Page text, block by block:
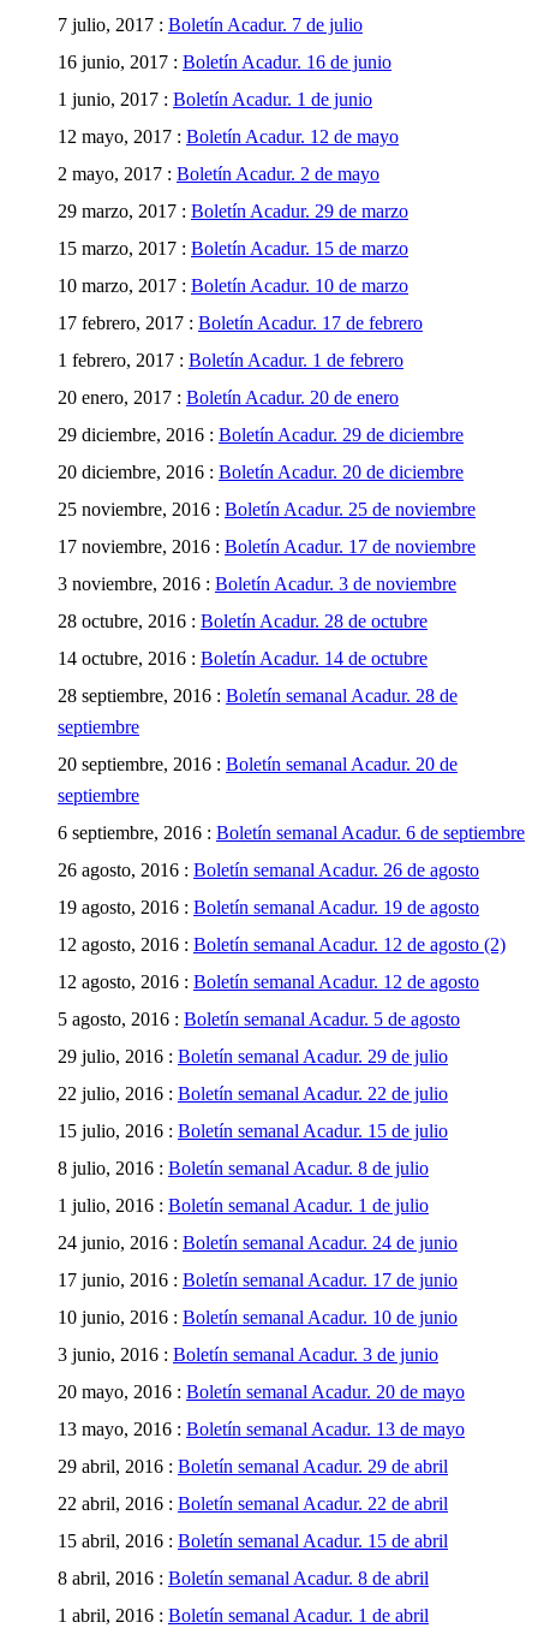
7 julio, 2017 : Boletín Acadur. 7 de julio
16 junio, 2017 : Boletín Acadur. 16 de junio
1 junio, 2017 : Boletín Acadur. 1 de junio
12 mayo, 2017 : Boletín Acadur. 12 de mayo
2 mayo, 2017 : Boletín Acadur. 2 de mayo
29 marzo, 2017 : Boletín Acadur. 29 de marzo
15 marzo, 2017 : Boletín Acadur. 15 de marzo
10 marzo, 2017 : Boletín Acadur. 10 de marzo
17 febrero, 2017 : Boletín Acadur. 17 de febrero
1 febrero, 2017 : Boletín Acadur. 1 de febrero
20 enero, 2017 : Boletín Acadur. 20 de enero
29 diciembre, 2016 : Boletín Acadur. 29 de diciembre
20 diciembre, 2016 : Boletín Acadur. 20 de diciembre
25 noviembre, 2016 : Boletín Acadur. 25 de noviembre
17 noviembre, 2016 : Boletín Acadur. 17 de noviembre
3 noviembre, 2016 : Boletín Acadur. 3 de noviembre
28 octubre, 2016 : Boletín Acadur. 28 de octubre
14 octubre, 2016 : Boletín Acadur. 14 de octubre
28 septiembre, 2016 : Boletín semanal Acadur. 28 de
septiembre
20 septiembre, 2016 : Boletín semanal Acadur. 20 de
septiembre
6 septiembre, 2016 : Boletín semanal Acadur. 6 de septiembre
26 agosto, 2016 : Boletín semanal Acadur. 26 de agosto
19 agosto, 2016 : Boletín semanal Acadur. 19 de agosto
12 agosto, 2016 : Boletín semanal Acadur. 12 de agosto (2)
12 agosto, 2016 : Boletín semanal Acadur. 12 de agosto
5 agosto, 2016 : Boletín semanal Acadur. 5 de agosto
29 julio, 2016 : Boletín semanal Acadur. 29 de julio
22 julio, 2016 : Boletín semanal Acadur. 22 de julio
15 julio, 2016 : Boletín semanal Acadur. 15 de julio
8 julio, 2016 : Boletín semanal Acadur. 8 de julio
1 julio, 2016 : Boletín semanal Acadur. 1 de julio
24 junio, 2016 : Boletín semanal Acadur. 24 de junio
17 junio, 2016 : Boletín semanal Acadur. 17 de junio
10 junio, 2016 : Boletín semanal Acadur. 10 de junio
3 junio, 2016 : Boletín semanal Acadur. 3 de junio
20 mayo, 2016 : Boletín semanal Acadur. 20 de mayo
13 mayo, 2016 : Boletín semanal Acadur. 13 de mayo
29 abril, 2016 : Boletín semanal Acadur. 29 de abril
22 abril, 2016 : Boletín semanal Acadur. 22 de abril
15 abril, 2016 : Boletín semanal Acadur. 15 de abril
8 abril, 2016 : Boletín semanal Acadur. 8 de abril
1 abril, 2016 : Boletín semanal Acadur. 1 de abril